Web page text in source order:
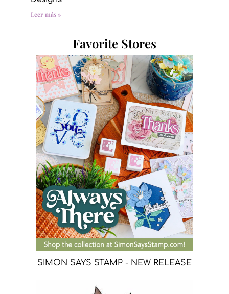
Leer más »
Favorite Stores
SIMON SAYS STAMP - NEW RELEASE